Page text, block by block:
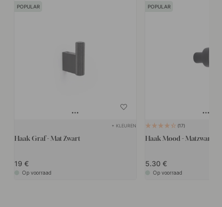
POPULAR
+ KLEUREN
Haak Graf - Mat Zwart
19
Op voorraad
POPULAR
17
Haak Mood - Matzwart
5.30
Op voorraad